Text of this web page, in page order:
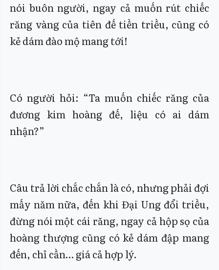
nói buôn người, ngay cả muốn rút chiếc
răng vàng của tiên đế tiền triều, cũng có
kẻ dám đào mộ mang tới!
Có người hỏi: “Ta muốn chiếc răng của
đương kim hoàng đế, liệu có ai dám
nhận?”
Câu trả lời chắc chắn là có, nhưng phải đợi
mấy năm nữa, đến khi Đại Ung đổi triều,
đừng nói một cái răng, ngay cả hộp sọ của
hoàng thượng cũng có kẻ dám đập mang
đến, chỉ cần… giá cả hợp lý.